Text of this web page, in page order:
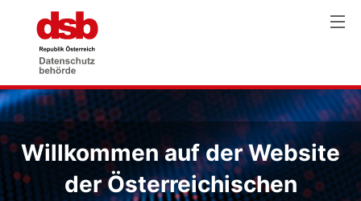
Willkommen auf der Website
der Österreichischen